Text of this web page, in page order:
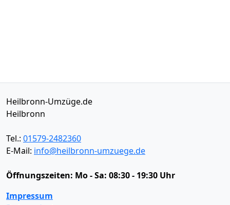
Heilbronn-Umzüge.de
Heilbronn
Tel.: 01579-2482360
E-Mail: info@heilbronn-umzuege.de
Öffnungszeiten: Mo - Sa: 08:30 - 19:30 Uhr
Impressum